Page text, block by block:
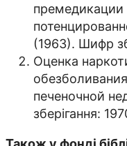
премедикации
(1963). Шифр
Оценка
печеночной
зберігання: